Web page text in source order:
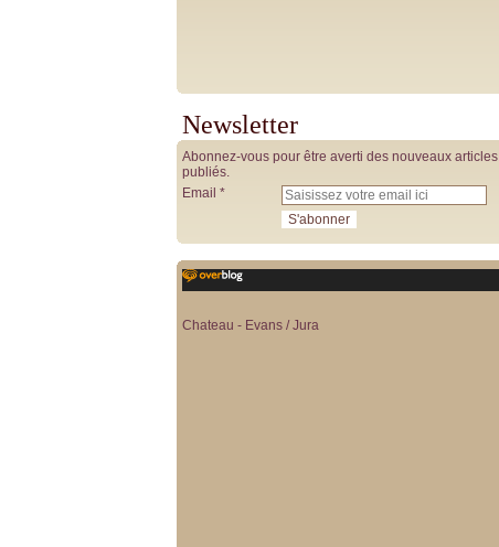
Newsletter
Abonnez-vous pour être averti des nouveaux articles
publiés.
Email
Chateau - Evans / Jura